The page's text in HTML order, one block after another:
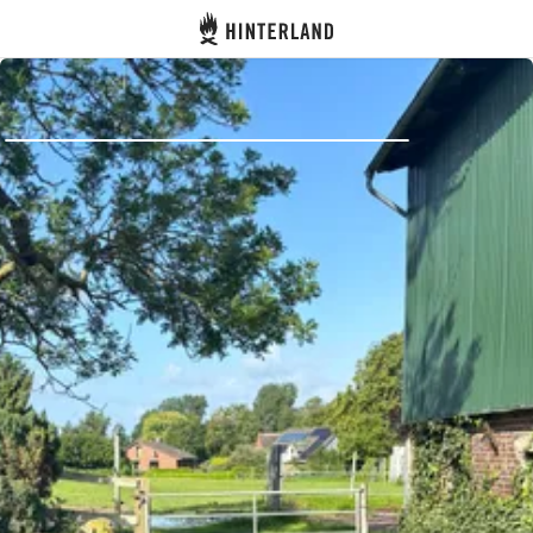
Hinterland
Accedi
Registro
Diventare Host
Piazzole
Alloggi
Pianificazione viaggio